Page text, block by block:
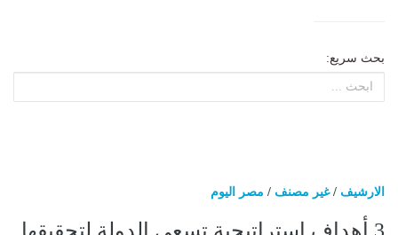
بحث سريع:
الارشيف /غير مصنف / مصر اليوم